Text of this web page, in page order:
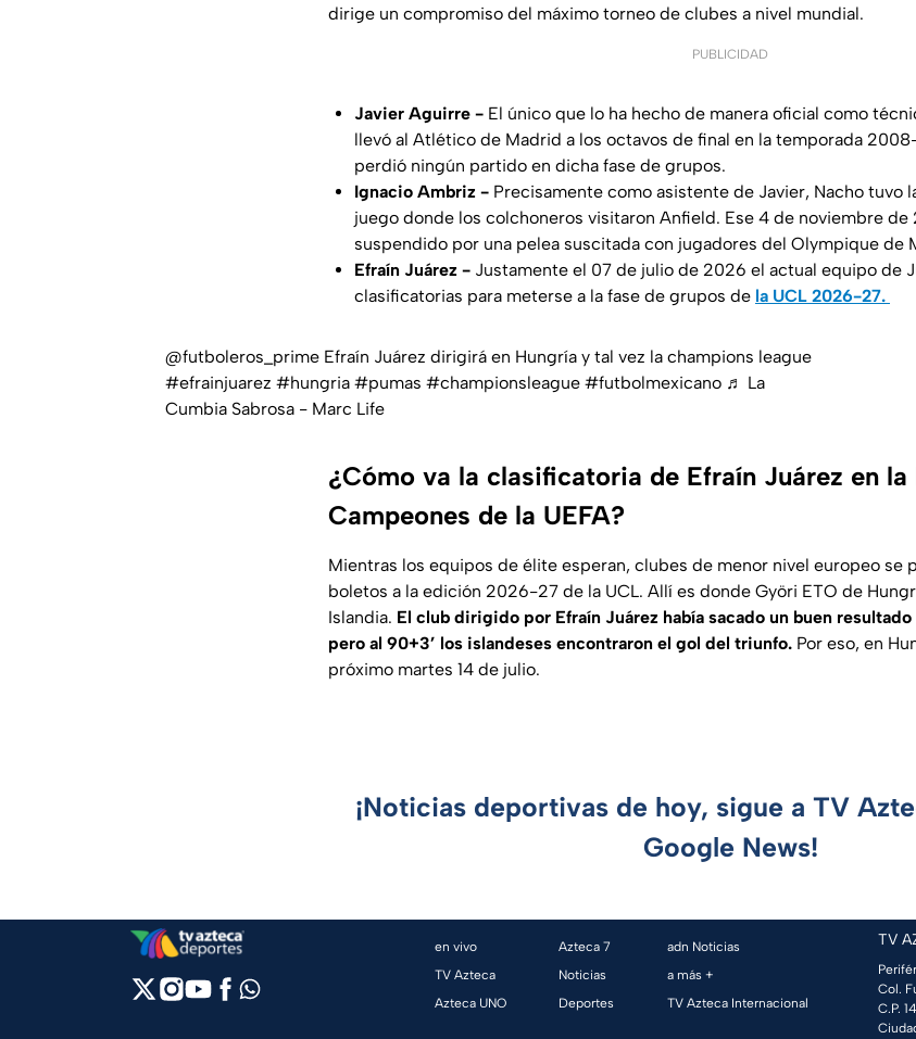
dirige un compromiso del máximo torneo de clubes a nivel mundial.
PUBLICIDAD
Javier Aguirre - El único que lo ha hecho de manera oficial como
llevó al Atlético de Madrid a los octavos de final en la temporada
perdió ningún partido en dicha fase de grupos.
Ignacio Ambriz - Precisamente como asistente de Javier, Nacho tuvo
juego donde los colchoneros visitaron Anfield. Ese 4 de noviembre
suspendido por una pelea suscitada con jugadores del Olympique de
Efraín Juárez - Justamente el 07 de julio de 2026 el actual equipo de
clasificatorias para meterse a la fase de grupos de la UCL 2026-27.
@futboleros_prime Efraín Juárez dirigirá en Hungría y tal vez la champions league
#efrainjuarez #hungria #pumas #championsleague #futbolmexicano ♬ La
Cumbia Sabrosa - Marc Life
¿Cómo va la clasificatoria de Efraín Juárez en la
Campeones de la UEFA?
Mientras los equipos de élite esperan, clubes de menor nivel europeo se
boletos a la edición 2026-27 de la UCL. Allí es donde Györi ETO de
Islandia. El club dirigido por Efraín Juárez había sacado un buen
pero al 90+3’ los islandeses encontraron el gol del triunfo. Por eso, en
próximo martes 14 de julio.
¡Noticias deportivas de hoy, sigue a TV
Google News!
en vivo
TV Azteca
Azteca UNO
Azteca 7
Noticias
Deportes
adn Noticias
a más +
TV Azteca Internacional
TV
Col.
C.P.